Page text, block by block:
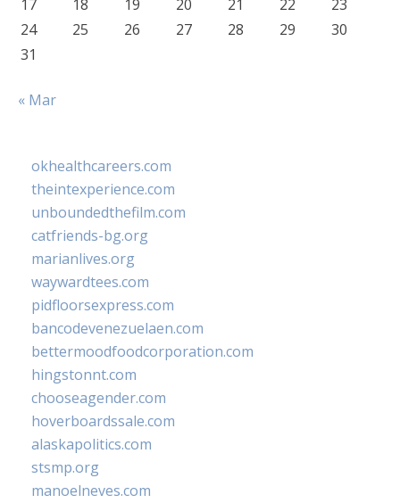
17 18 19 20 21 22
23
24
25 26 27 28 29
30
31
« Mar
okhealthcareers.com
theintexperience.com
unboundedthefilm.com
catfriends-bg.org
marianlives.org
waywardtees.com
pidfloorsexpress.com
bancodevenezuelaen.com
bettermoodfoodcorporation.com
hingstonnt.com
chooseagender.com
hoverboardssale.com
alaskapolitics.com
stsmp.org
manoelneves.com